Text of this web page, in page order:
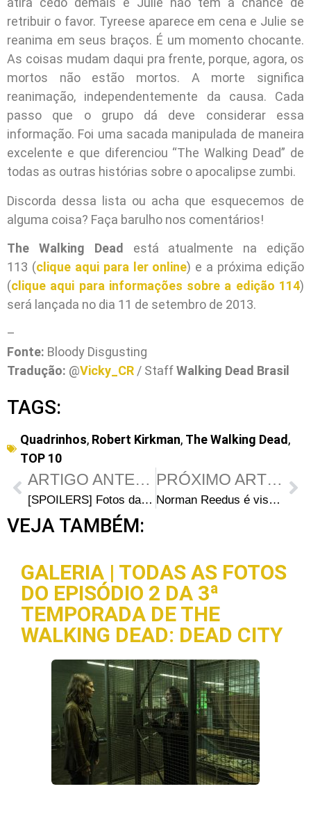
retribuir o favor. Tyreese aparece em cena e Julie se
reanima em seus braços. É um momento chocante.
As coisas mudam daqui pra frente, porque, agora, os
mortos não estão mortos. A morte significa
reanimação, independentemente da causa. Cada
passo que o grupo dá deve considerar essa
informação. Foi uma sacada manipulada de maneira
excelente e que diferenciou “The Walking Dead” de
todas as outras histórias sobre o apocalipse zumbi.
Discorda dessa lista ou acha que esquecemos de
alguma coisa? Faça barulho nos comentários!
The Walking Dead
está atualmente na edição
113 (clique aqui para ler online) e a próxima edição
(clique aqui para informações sobre a edição 114)
será lançada no dia 11 de setembro de 2013.
–
Fonte: Bloody Disgusting
Tradução: @Vicky_CR / StaffWalking Dead Brasil
TAGS:
Quadrinhos, Robert Kirkman, The Walking Dead,
TOP 10
ARTIGO ANTERIOR
[SPOILERS] Fotos da nova locação e novos rumores sobre as gravações da quarta temporada
PRÓXIMO ARTIGO
Norman Reedus é visto machucado no set da quarta temporada em Senoia
VEJA TAMBÉM:
GALERIA | TODAS AS FOTOS
DO EPISÓDIO 2 DA 3ª
TEMPORADA DE THE
WALKING DEAD: DEAD CITY